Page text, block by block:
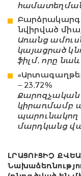
Բարձրակարգ
նվիրված
Առանց
կայացրած
ֆիլմ, որը
– 23,72%
Քարոզչական
կիրառմամբ
պարունակող
մարդկանց
ԼՐԱՑՈՒՑԻՉ